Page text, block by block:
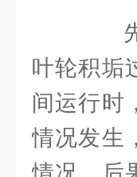
先
叶轮积垢
间运行时
情况发生